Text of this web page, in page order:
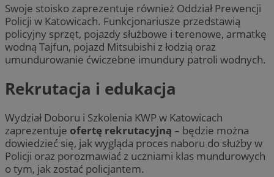
Swoje stoisko zaprezentuje również Oddział Prewencji
Policji w Katowicach. Funkcjonariusze przedstawią
policyjny sprzęt, pojazdy służbowe i terenowe, armatkę
wodną Tajfun, pojazd Mitsubishi z łodzią oraz
umundurowanie ćwiczebne imundury patroli wodnych.
Rekrutacja i edukacja
Wydział Doboru i Szkolenia KWP w Katowicach
zaprezentuje ofertę rekrutacyjną – będzie można
dowiedzieć się, jak wygląda proces naboru do służby w
Policji oraz porozmawiać z uczniami klas mundurowych
o tym, jak zostać policjantem.